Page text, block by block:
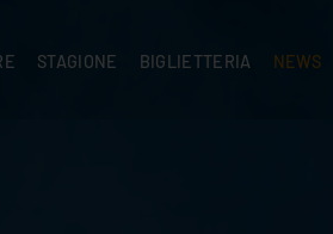
STAGIONE BIGLIETTERIA NEWS